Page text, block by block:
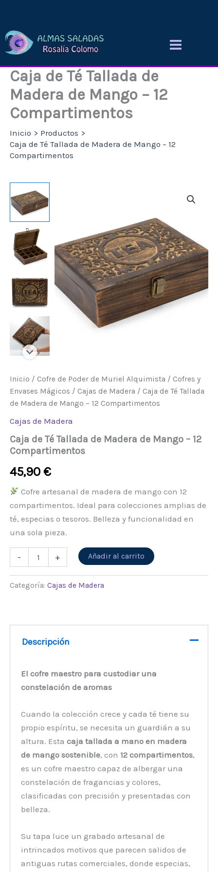
contenido
Caja de Té Tallada de
Madera de Mango – 12
Compartimentos
Inicio
Productos
Caja de Té Tallada de Madera de Mango – 12
Compartimentos
Inicio / Cofre de Poder de Muriel Alquimista / Cofres y
Envases Mágicos / Cajas de Madera / Caja de Té Tallada
de Madera de Mango – 12 Compartimentos
Cajas de Madera
Caja de Té Tallada de Madera de Mango – 12
Compartimentos
45,90 €
Cofre artesanal de madera de mango con 12
compartimentos. Ideal para colecciones amplias de
té, especias o tesoros. Belleza y funcionalidad en
una sola pieza.
-
de
Té
Tallada
Madera
de
Mango
Compartimentos
cantidad
+ Añadir al carrito
Categoría: Cajas de Madera
Descripción
El cofre maestro para custodiar una
constelación de aromas
Cuando la colección crece y cada té tiene su
propio espíritu, se necesita un guardián a su
altura. Estacaja tallada a mano en madera
de mango sostenible, con 12 compartimentos,
es un cofre maestro capaz de albergar una
constelación de fragancias y colores,
clasificadas con precisión y presentadas con
belleza.
Su tapa luce un grabado artesanal de
intrincados motivos que parecen salidos de
antiguas rutas comerciales, donde especias,